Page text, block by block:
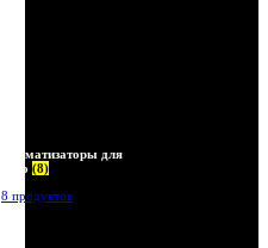
Ароматизаторы для
авто (8)
8 продуктов